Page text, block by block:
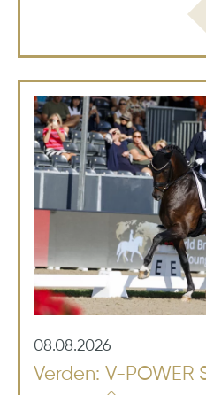
08.08.2026
Verden: V-POWER